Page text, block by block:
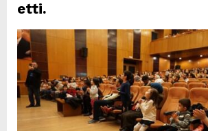
etti.